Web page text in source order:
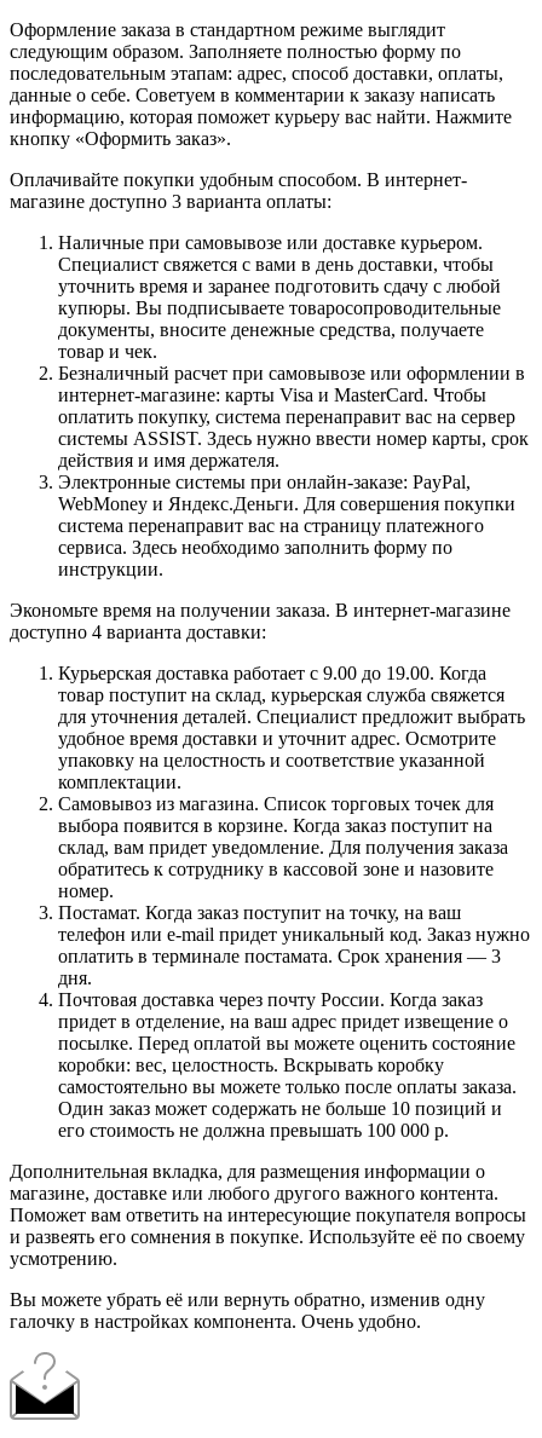
Оформление заказа в стандартном режиме выглядит
следующим образом. Заполняете полностью форму по
последовательным этапам: адрес, способ доставки, оплаты,
данные о себе. Советуем в комментарии к заказу написать
информацию, которая поможет курьеру вас найти. Нажмите
кнопку «Оформить заказ».
Оплачивайте покупки удобным способом. В интернет-
магазине доступно 3 варианта оплаты:
Наличные при самовывозе или доставке курьером.
Специалист свяжется с вами в день доставки, чтобы
уточнить время и заранее подготовить сдачу с любой
купюры. Вы подписываете товаросопроводительные
документы, вносите денежные средства, получаете
товар и чек.
Безналичный расчет при самовывозе или оформлении в
интернет-магазине: карты Visa и MasterCard. Чтобы
оплатить покупку, система перенаправит вас на сервер
системы ASSIST. Здесь нужно ввести номер карты, срок
действия и имя держателя.
Электронные системы при онлайн-заказе: PayPal,
WebMoney и Яндекс.Деньги. Для совершения покупки
система перенаправит вас на страницу платежного
сервиса. Здесь необходимо заполнить форму по
инструкции.
Экономьте время на получении заказа. В интернет-магазине
доступно 4 варианта доставки:
Курьерская доставка работает с 9.00 до 19.00. Когда
товар поступит на склад, курьерская служба свяжется
для уточнения деталей. Специалист предложит выбрать
удобное время доставки и уточнит адрес. Осмотрите
упаковку на целостность и соответствие указанной
комплектации.
Самовывоз из магазина. Список торговых точек для
выбора появится в корзине. Когда заказ поступит на
склад, вам придет уведомление. Для получения заказа
обратитесь к сотруднику в кассовой зоне и назовите
номер.
Постамат. Когда заказ поступит на точку, на ваш
телефон или e-mail придет уникальный код. Заказ нужно
оплатить в терминале постамата. Срок хранения — 3
дня.
Почтовая доставка через почту России. Когда заказ
придет в отделение, на ваш адрес придет извещение о
посылке. Перед оплатой вы можете оценить состояние
коробки: вес, целостность. Вскрывать коробку
самостоятельно вы можете только после оплаты заказа.
Один заказ может содержать не больше 10 позиций и
его стоимость не должна превышать 100 000 р.
Дополнительная вкладка, для размещения информации о
магазине, доставке или любого другого важного контента.
Поможет вам ответить на интересующие покупателя вопросы
и развеять его сомнения в покупке. Используйте её по своему
усмотрению.
Вы можете убрать её или вернуть обратно, изменив одну
галочку в настройках компонента. Очень удобно.